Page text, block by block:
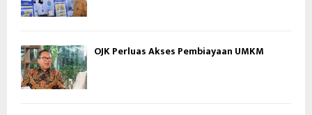
OJK Perluas Akses Pembiayaan UMKM